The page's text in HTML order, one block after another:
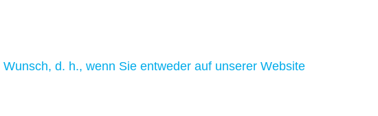
d. h., wenn Sie entweder auf unserer Website